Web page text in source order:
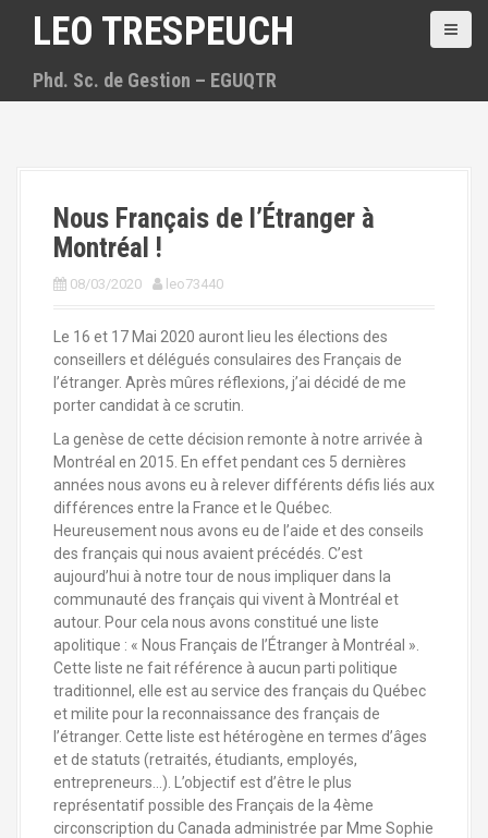
r
LEO TRESPEUCH
Phd. Sc. de Gestion – EGUQTR
Nous Français de l’Étranger à
Montréal !
08/03/2020 leo73440
Le 16 et 17 Mai 2020 auront lieu les élections des
conseillers et délégués consulaires des Français de
l’étranger. Après mûres réflexions, j’ai décidé de me
porter candidat à ce scrutin.
La genèse de cette décision remonte à notre arrivée à
Montréal en 2015. En effet pendant ces 5 dernières
années nous avons eu à relever différents défis liés aux
différences entre la France et le Québec.
Heureusement nous avons eu de l’aide et des conseils
des français qui nous avaient précédés. C’est
aujourd’hui à notre tour de nous impliquer dans la
communauté des français qui vivent à Montréal et
autour. Pour cela nous avons constitué une liste
apolitique : « Nous Français de l’Étranger à Montréal ».
Cette liste ne fait référence à aucun parti politique
traditionnel, elle est au service des français du Québec
et milite pour la reconnaissance des français de
l’étranger. Cette liste est hétérogène en termes d’âges
et de statuts (retraités, étudiants, employés,
entrepreneurs…). L’objectif est d’être le plus
représentatif possible des Français de la 4ème
circonscription du Canada administrée par Mme Sophie